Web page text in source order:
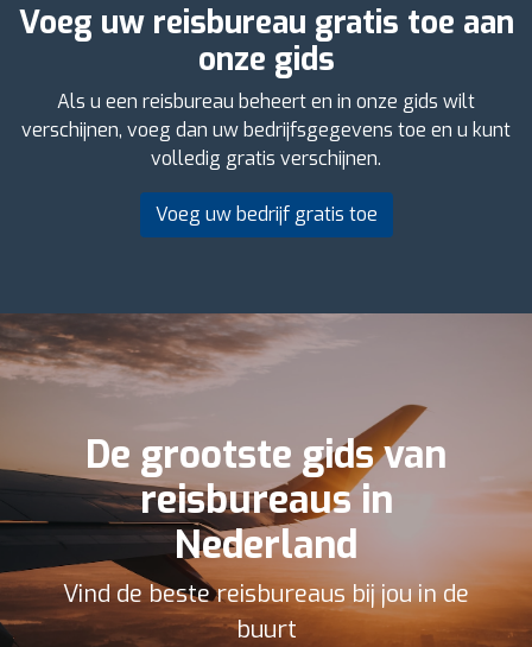
Voeg uw reisbureau gratis toe aan
onze gids
Als u een reisbureau beheert en in onze gids wilt
verschijnen, voeg dan uw bedrijfsgegevens toe en u kunt
volledig gratis verschijnen.
Voeg uw bedrijf gratis toe
De grootste gids van
reisbureaus in
Nederland
Vind de beste reisbureaus bij jou in de
buurt